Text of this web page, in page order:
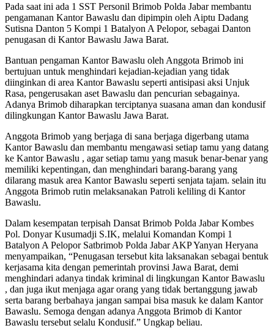
Pada saat ini ada 1 SST Personil Brimob Polda Jabar membantu
pengamanan Kantor Bawaslu dan dipimpin oleh Aiptu Dadang
Sutisna Danton 5 Kompi 1 Batalyon A Pelopor, sebagai Danton
penugasan di Kantor Bawaslu Jawa Barat.
Bantuan pengaman Kantor Bawaslu oleh Anggota Brimob ini
bertujuan untuk menghindari kejadian-kejadian yang tidak
diinginkan di area Kantor Bawaslu seperti antisipasi aksi Unjuk
Rasa, pengerusakan aset Bawaslu dan pencurian sebagainya.
Adanya Brimob diharapkan terciptanya suasana aman dan kondusif
dilingkungan Kantor Bawaslu Jawa Barat.
Anggota Brimob yang berjaga di sana berjaga digerbang utama
Kantor Bawaslu dan membantu mengawasi setiap tamu yang datang
ke Kantor Bawaslu , agar setiap tamu yang masuk benar-benar yang
memiliki kepentingan, dan menghindari barang-barang yang
dilarang masuk area Kantor Bawaslu seperti senjata tajam. selain itu
Anggota Brimob rutin melaksanakan Patroli keliling di Kantor
Bawaslu.
Dalam kesempatan terpisah Dansat Brimob Polda Jabar Kombes
Pol. Donyar Kusumadji S.IK, melalui Komandan Kompi 1
Batalyon A Pelopor Satbrimob Polda Jabar AKP Yanyan Heryana
menyampaikan, “Penugasan tersebut kita laksanakan sebagai bentuk
kerjasama kita dengan pemerintah provinsi Jawa Barat, demi
menghindari adanya tindak kriminal di lingkungan Kantor Bawaslu
, dan juga ikut menjaga agar orang yang tidak bertanggung jawab
serta barang berbahaya jangan sampai bisa masuk ke dalam Kantor
Bawaslu. Semoga dengan adanya Anggota Brimob di Kantor
Bawaslu tersebut selalu Kondusif.” Ungkap beliau.